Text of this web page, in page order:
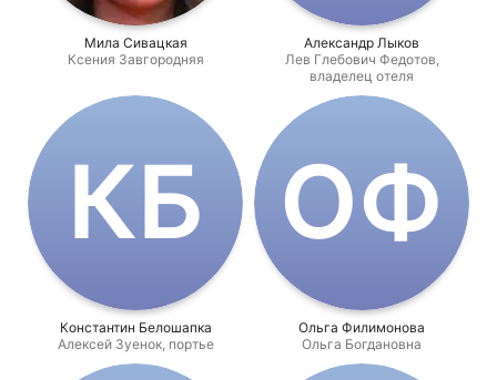
Мила Сивацкая
Ксения Завгородняя
Александр Лыков
Лев Глебович Федотов,
владелец отеля
К‌Б
Константин Белошапка
Алексей Зуенок, портье
О‌Ф
Ольга Филимонова
Ольга Богдановна